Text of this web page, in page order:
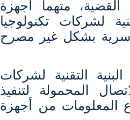
متهماً أجهزة
لشركات تكنولوجيا
سرية بشكل غير مصرح
التقنية لشركات
المحمولة لتنفيذ
المعلومات من أجهزة